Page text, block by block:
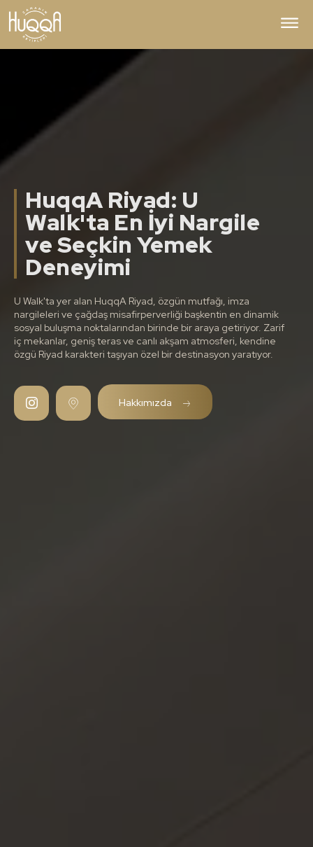
HuqqA Riyad: U
Walk'ta En İyi Nargile
ve Seçkin Yemek
Deneyimi
U Walk'ta yer alan HuqqA Riyad, özgün mutfağı, imza
nargileleri ve çağdaş misafirperverliği başkentin en dinamik
sosyal buluşma noktalarından birinde bir araya getiriyor. Zarif
iç mekanlar, geniş teras ve canlı akşam atmosferi, kendine
özgü Riyad karakteri taşıyan özel bir destinasyon yaratıyor.
Hakkımızda